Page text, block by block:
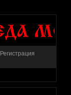
Регистрация